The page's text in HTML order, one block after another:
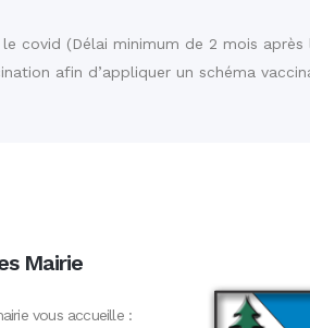
covid (Délai minimum de 2 mois après
afin d’appliquer un schéma
Mairie
vous accueille :